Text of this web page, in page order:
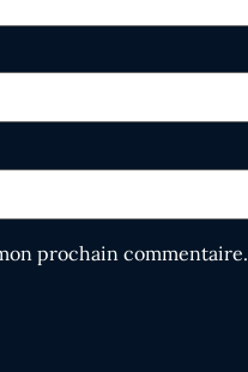
prochain commentaire.